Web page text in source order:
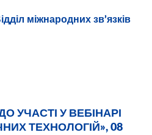
міжнародних зв’язків
УЧАСТІ У ВЕБІНАРІ
ТЕХНОЛОГІЙ», 08